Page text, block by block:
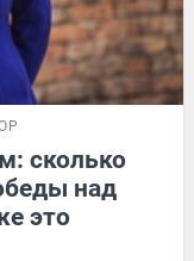
сколько
над
это